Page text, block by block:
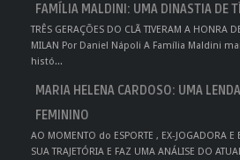
FAMÍLIA MALDINI: UMA DINASTIA DE
TRÊS GERAÇÕES DO CLÃ TIVERAM A HONRA
MILAN Por Daniel Nápoli A Família Maldini
histó...
MARIA HELENA CARDOSO: UMA
FEMININO
AO MOMENTO do ESPORTE , EX-JOGADORA E
SUA TRAJETÓRIA E FAZ UMA ANÁLISE DO